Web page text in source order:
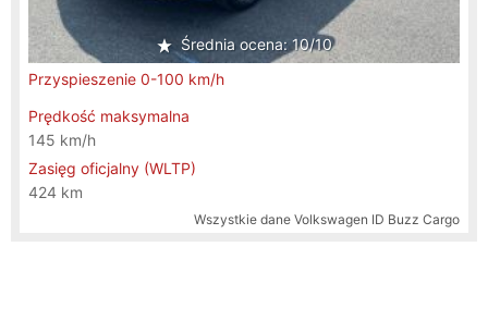
Średnia ocena: 10/10
Przyspieszenie 0-100 km/h
Prędkość maksymalna
145 km/h
Zasięg oficjalny (WLTP)
424 km
Wszystkie dane Volkswagen ID Buzz Cargo
Test zimowy Mercedesa EQS 580
4MATIC
30.08.2023
1